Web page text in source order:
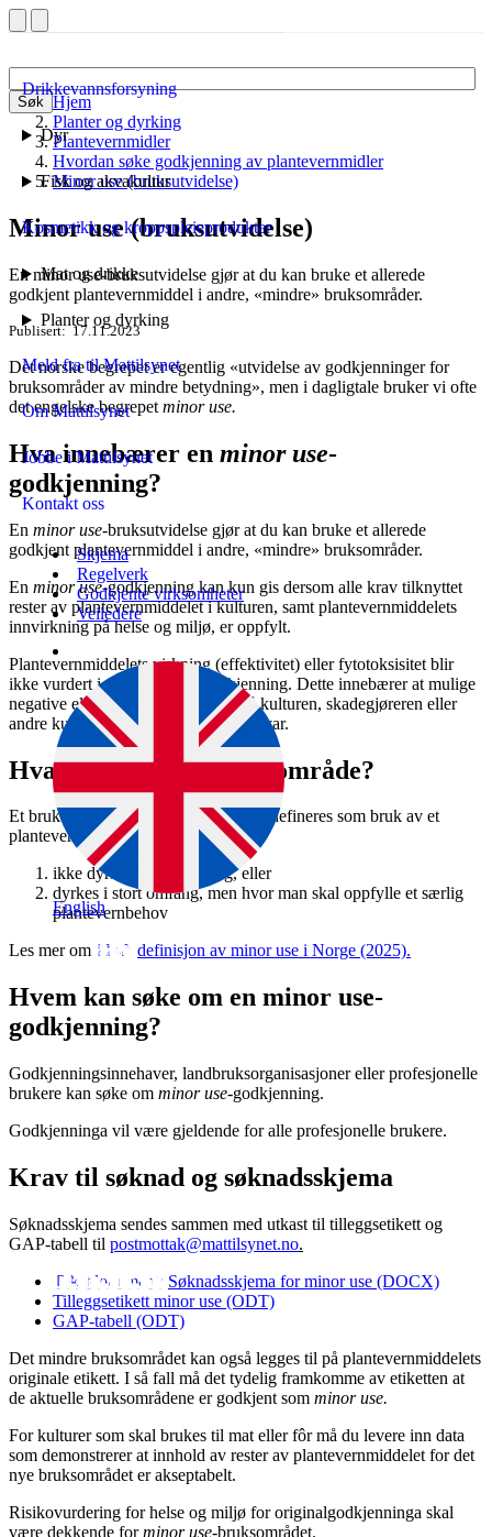
Søk
Drikkevannsforsyning
Dyr
Fisk og akvakultur
Kosmetikk og kroppspleieprodukter
Mat og drikke
Planter og dyrking
Meld fra til Mattilsynet
Om Mattilsynet
Jobbe i Mattilsynet
Kontakt oss
Skjema
Regelverk
Godkjente virksomheter
Veiledere
English
Hjem
Planter og dyrking
Plantevernmidler
Hvordan søke godkjenning av plantevernmidler
Minor use (bruksutvidelse)
Minor use (bruksutvidelse)
En minor use-bruksutvidelse gjør at du kan bruke et allerede
godkjent plantevernmiddel i andre, «mindre» bruksområder.
Publisert 17.11.2023
Det norske begrepet er egentlig «utvidelse av godkjenninger for
bruksområder av mindre betydning», men i dagligtale bruker vi ofte
det engelske begrepet minor use.
Hva innebærer en minor use-
godkjenning?
En minor use-bruksutvidelse gjør at du kan bruke et allerede
godkjent plantevernmiddel i andre, «mindre» bruksområder.
En minor use-godkjenning kan kun gis dersom alle krav tilknyttet
rester av plantevernmiddelet i kulturen, samt plantevernmiddelets
innvirkning på helse og miljø, er oppfylt.
Plantevernmiddelets virkning (effektivitet) eller fytotoksisitet blir
ikke vurdert i en
-godkjenning. Dette innebærer at mulige
negative eller positive virkninger på kulturen, skadegjøreren eller
andre kulturer rundt er brukerens ansvar.
Hva er et mindre bruksområde?
Et bruksområde av mindre betydning defineres som bruk av et
plantevernmiddel på planter som
ikke dyrkes i stort omfang, eller
dyrkes i stort omfang, men hvor man skal oppfylle et særlig
plantevernbehov
Les mer om
definisjon av minor use i Norge (2025).
Hvem kan søke om en minor use-
godkjenning?
Godkjenningsinnehaver, landbruksorganisasjoner eller profesjonelle
brukere kan søke om minor use-godkjenning.
Godkjenninga vil være gjeldende for alle profesjonelle brukere.
Krav til søknad og søknadsskjema
Søknadsskjema sendes sammen med utkast til tilleggsetikett og
GAP-tabell til postmottak@mattilsynet.no.
Søknadsskjema for minor use (DOCX)
Tilleggsetikett minor use (ODT)
GAP-tabell (ODT)
Det mindre bruksområdet kan også legges til på plantevernmiddelets
originale etikett. I så fall må det tydelig framkomme av etiketten at
de aktuelle bruksområdene er godkjent som minor use.
For kulturer som skal brukes til mat eller fôr må du levere inn data
som demonstrerer at innhold av rester av plantevernmiddelet for det
nye bruksområdet er akseptabelt.
Risikovurdering for helse og miljø for originalgodkjenninga skal
være dekkende forminor use-bruksområdet.